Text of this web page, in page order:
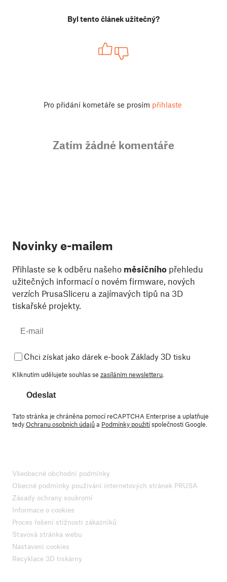
Byl tento článek užitečný?
Pro přidání kometáře se prosím přihlaste
Zatím žádné komentáře
Novinky e-mailem
Přihlaste se k odběru našeho měsíčního přehledu
užitečných informací o novém firmware, nových
verzích PrusaSliceru a zajímavých tipů na 3D
tiskařské projekty.
Chci získat jako dárek e-book Základy 3D tisku
Kliknutím udělujete souhlas se zasíláním newsletteru
Odeslat
Tato stránka je chráněna pomocí reCAPTCHA Enterprise a uplatňuje
tedyOchranu osobních údajůa Podmínky použitíspolečnosti Google.
Všeobecné obchodní podmínky
Obecné podmínky používání internetových stránek PRUSA
Zásady ochrany soukromí
Informace o cookies
Proces řešení stížností zákazníků
Stavová stránka webu
Nastavení cookies
Recyklace 3D tiskárny